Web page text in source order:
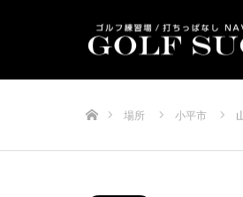
場所 小平市